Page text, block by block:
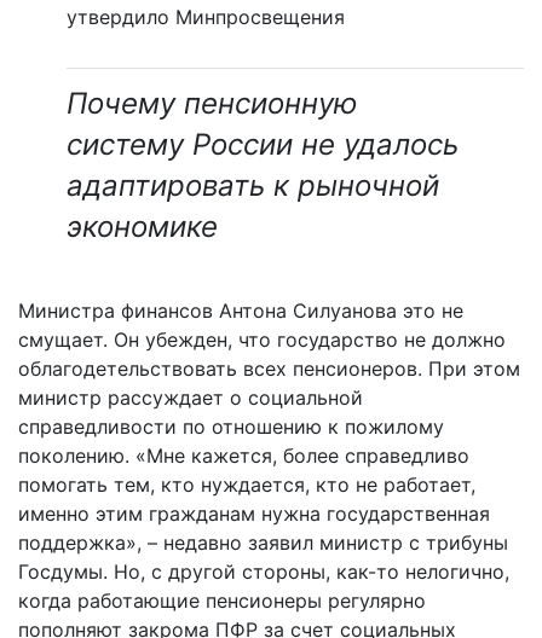
утвердило Минпросвещения
Почему пенсионную
систему России не удалось
адаптировать к рыночной
экономике
Министра финансов Антона Силуанова это не
смущает. Он убежден, что государство не должно
облагодетельствовать всех пенсионеров. При этом
министр рассуждает о социальной
справедливости по отношению к пожилому
поколению. «Мне кажется, более справедливо
помогать тем, кто нуждается, кто не работает,
именно этим гражданам нужна государственная
поддержка», – недавно заявил министр с трибуны
Госдумы. Но, с другой стороны, как-то нелогично,
когда работающие пенсионеры регулярно
пополняют закрома ПФР за счет социальных